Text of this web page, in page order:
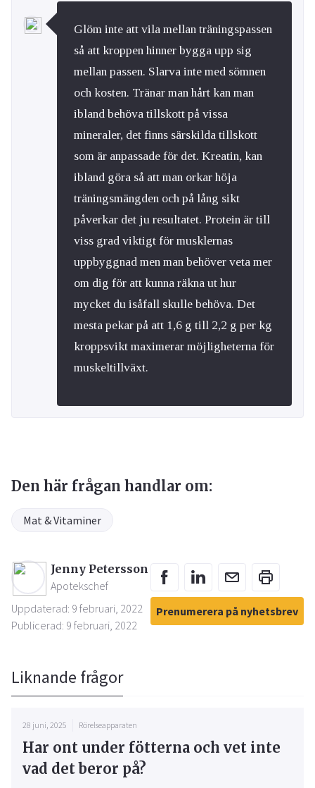
Glöm inte att vila mellan träningspassen
så att kroppen hinner bygga upp sig
mellan passen. Slarva inte med sömnen
och kosten. Tränar man hårt kan man
ibland behöva tillskott på vissa
mineraler, det finns särskilda tillskott
som är anpassade för det. Kreatin, kan
ibland göra så att man orkar höja
träningsmängden och på lång sikt
påverkar det ju resultatet. Protein är till
viss grad viktigt för musklernas
uppbyggnad men man behöver veta mer
om dig för att kunna räkna ut hur
mycket du isåfall skulle behöva. Det
mesta pekar på att 1,6 g till 2,2 g per kg
kroppsvikt maximerar möjligheterna för
muskeltillväxt.
Den här frågan handlar om:
Mat & Vitaminer
Jenny Petersson
Apotekschef
Uppdaterad: 9 februari, 2022
Publicerad: 9 februari, 2022
Prenumerera på nyhetsbrev
Liknande frågor
28 juni, 2025 Rörelseapparaten
Har ont under fötterna och vet inte
vad det beror på?